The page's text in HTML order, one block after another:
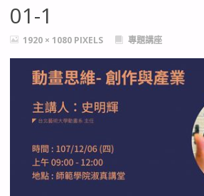
01-1
FULL1920 × 1080 PIXELS 專題講座